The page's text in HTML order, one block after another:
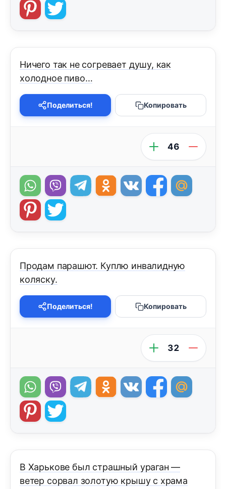
Ничего так не согревает душу, как
холодное пиво…
Поделиться! Копировать
46
Продам парашют. Куплю инвалидную
коляску.
Поделиться! Копировать
32
В Харькове был страшный ураган —
ветер сорвал золотую крышу с храма